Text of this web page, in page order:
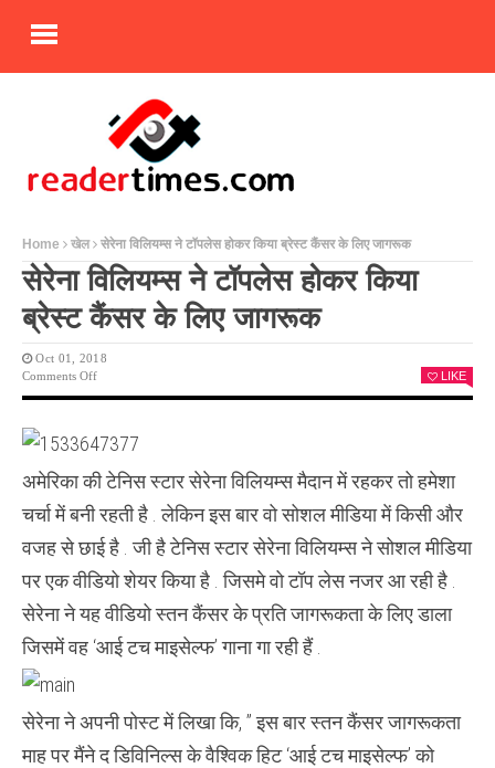
Home खेल सेरेना विलियम्स ने टॉपलेस होकर किया ब्रेस्ट कैंसर के लिए जागरूक
सेरेना विलियम्स ने टॉपलेस होकर किया
ब्रेस्ट कैंसर के लिए जागरूक
Oct 01, 2018
Comments OffOn
टॉपलेस
किया
कैंसर
के
लिए
जागरूक
LIKE
अमेरिका की टेनिस स्टार सेरेना विलियम्स मैदान में रहकर तो हमेशा
चर्चा में बनी रहती है . लेकिन इस बार वो सोशल मीडिया में किसी और
वजह से छाई है . जी है टेनिस स्टार सेरेना विलियम्स ने सोशल मीडिया
पर एक वीडियो शेयर किया है . जिसमे वो टॉप लेस नजर आ रही है .
सेरेना ने यह वीडियो स्तन कैंसर के प्रति जागरूकता के लिए डाला
जिसमें वह ‘आई टच माइसेल्फ’ गाना गा रही हैं .
सेरेना ने अपनी पोस्ट में लिखा कि, ” इस बार स्तन कैंसर जागरूकता
माह पर मैंने द डिविनिल्स के वैश्विक हिट ‘आई टच माइसेल्फ’ को